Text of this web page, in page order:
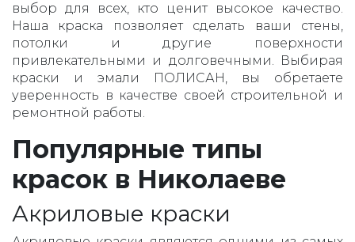
выбор для всех, кто ценит высокое качество.
Наша краска позволяет сделать ваши стены,
потолки и другие поверхности
привлекательными и долговечными. Выбирая
краски и эмали ПОЛИСАН, вы обретаете
уверенность в качестве своей строительной и
ремонтной работы.
Популярные типы
красок в Николаеве
Акриловые краски